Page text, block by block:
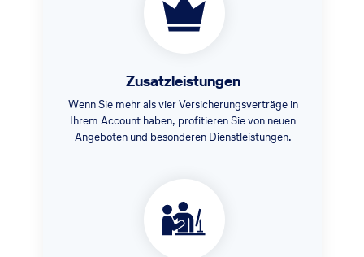
Zusatzleistungen
Wenn Sie mehr als vier Versicherungsverträge in
Ihrem Account haben, profitieren Sie von neuen
Angeboten und besonderen Dienstleistungen.